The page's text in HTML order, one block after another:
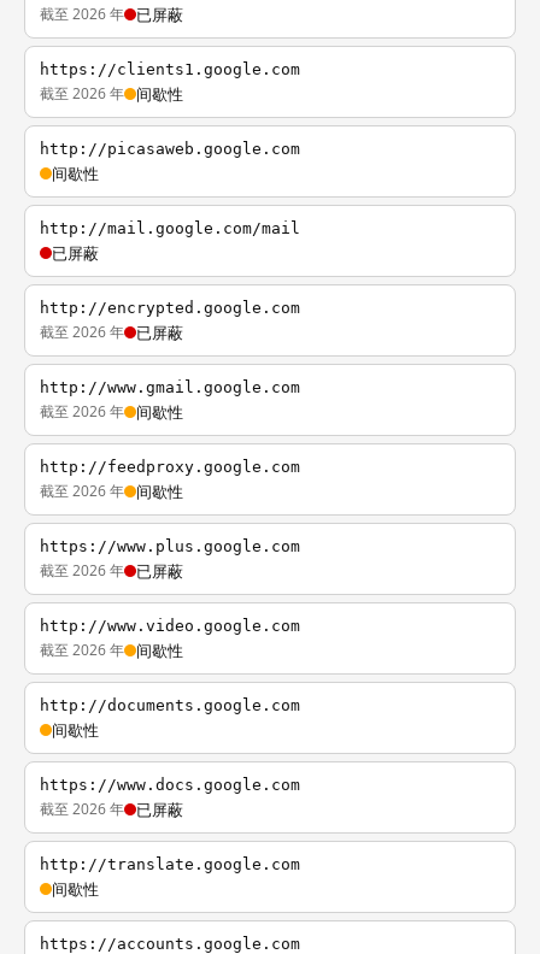
截至 2026 年 已屏蔽
https://clients1.google.com
截至 2026 年 间歇性
http://picasaweb.google.com
间歇性
http://mail.google.com/mail
已屏蔽
http://encrypted.google.com
截至 2026 年 已屏蔽
http://www.gmail.google.com
截至 2026 年 间歇性
http://feedproxy.google.com
截至 2026 年 间歇性
https://www.plus.google.com
截至 2026 年 已屏蔽
http://www.video.google.com
截至 2026 年 间歇性
http://documents.google.com
间歇性
https://www.docs.google.com
截至 2026 年 已屏蔽
http://translate.google.com
间歇性
https://accounts.google.com